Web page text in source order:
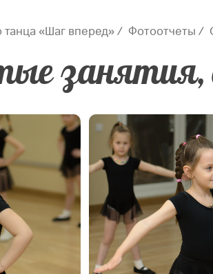
танца «Шаг вперед» Фотоотчеты
занятия,